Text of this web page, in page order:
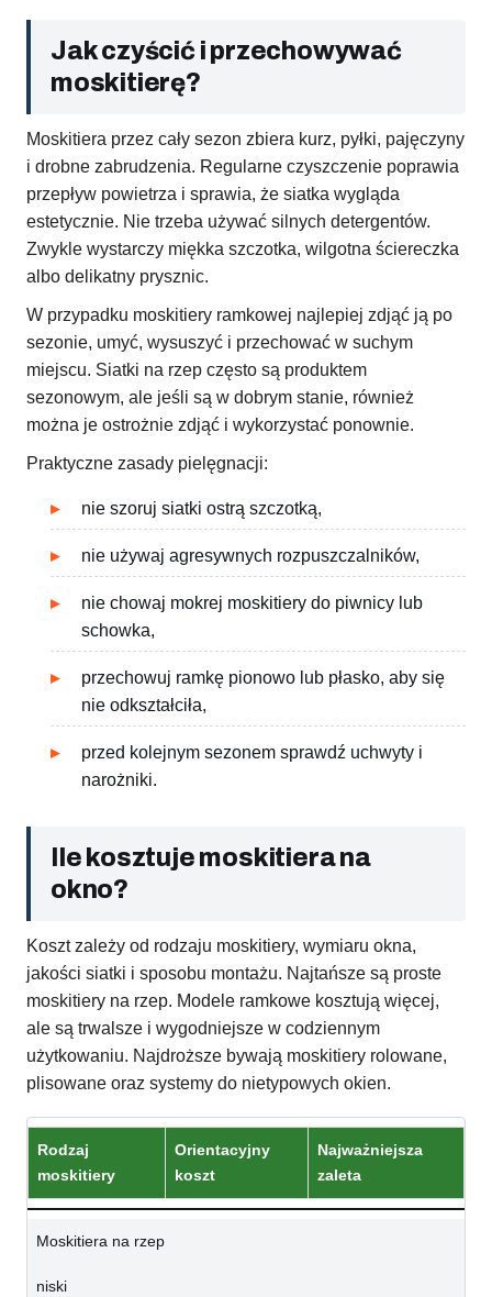
Jak czyścić i przechowywać
moskitierę?
Moskitiera przez cały sezon zbiera kurz, pyłki, pajęczyny
i drobne zabrudzenia. Regularne czyszczenie poprawia
przepływ powietrza i sprawia, że siatka wygląda
estetycznie. Nie trzeba używać silnych detergentów.
Zwykle wystarczy miękka szczotka, wilgotna ściereczka
albo delikatny prysznic.
W przypadku moskitiery ramkowej najlepiej zdjąć ją po
sezonie, umyć, wysuszyć i przechować w suchym
miejscu. Siatki na rzep często są produktem
sezonowym, ale jeśli są w dobrym stanie, również
można je ostrożnie zdjąć i wykorzystać ponownie.
Praktyczne zasady pielęgnacji:
nie szoruj siatki ostrą szczotką,
nie używaj agresywnych rozpuszczalników,
nie chowaj mokrej moskitiery do piwnicy lub
schowka,
przechowuj ramkę pionowo lub płasko, aby się
nie odkształciła,
przed kolejnym sezonem sprawdź uchwyty i
narożniki.
Ile kosztuje moskitiera na
okno?
Koszt zależy od rodzaju moskitiery, wymiaru okna,
jakości siatki i sposobu montażu. Najtańsze są proste
moskitiery na rzep. Modele ramkowe kosztują więcej,
ale są trwalsze i wygodniejsze w codziennym
użytkowaniu. Najdroższe bywają moskitiery rolowane,
plisowane oraz systemy do nietypowych okien.
Rodzaj
moskitiery
Orientacyjny
koszt
Najważniejsza
zaleta
Moskitiera na rzep
niski